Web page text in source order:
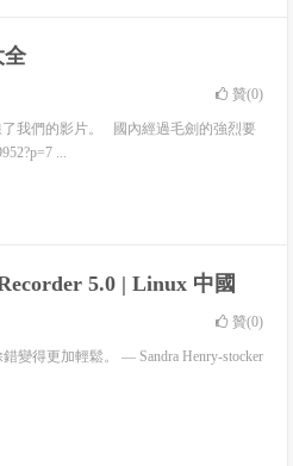
全
贊(0)
我們的影片。 國內經過毛劍的強烈要
...
5.0 | Linux 中國
贊(0)
變得更加輕鬆。 — Sandra Henry-stocker